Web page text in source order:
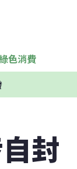
色消費
封